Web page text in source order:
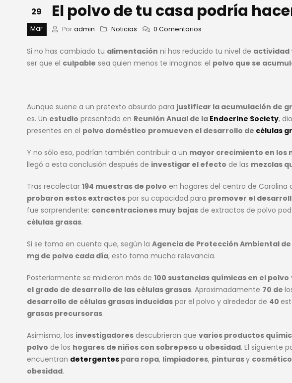
29
Mar
El polvo de tu casa podría
Poradmin Noticias 0 Comentarios
Si no has cambiado tu alimentación ni has reducido tu nivel de actividad
ser que el culpable sea quien menos te imaginas: el polvo que se
Aunque suene a un pretexto absurdo para justificar la acumulación de
es. Un estudio presentado en Reunión Anual de la Endocrine Society,
presentes en el polvo doméstico promueven el desarrollo de células
Y no sólo eso, podrían también contribuir a un mayor crecimiento en los
llegó a esta conclusión después de investigar el efecto de las mezclas
Tras recolectar 194 muestras de polvo en hogares del centro de Carolina
probaron estos extractospor su capacidad para promover el
fue sorprendente: concentraciones muy bajasde extractos de polvo
células grasas.
Si se toma en cuenta que, según la Agencia de Protección Ambiental de
mg de polvo cada día, esto toma mucha relevancia.
Posteriormente se midieron más de 100 sustancias químicas en el polvo
el grado de desarrollo de las células grasas. Aproximadamente 70 de
desarrollo de células grasas inducidaspor el polvo y alrededor de 40
grasas precursoras.
Asimismo, los investigadoresdescubrieron que varios productos
polvo de los hogares de niños con sobrepeso u obesidad. El siguiente
encuentran detergentespara ropa, limpiadores, pinturasy
obesidad.